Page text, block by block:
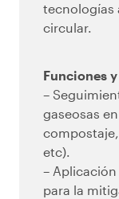
tecnologías
circular.
Funciones
–
gaseosas
etc).
–
para la